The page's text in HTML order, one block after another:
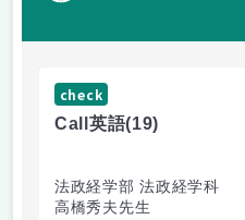
check
Call英語(19)
法政経学部 法政経学科
高橋秀夫先生